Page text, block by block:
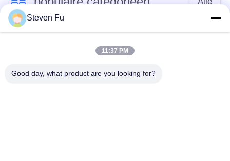
stalen structuur
De Workshop van de
staalstructuur
de bouw van de
De vervaardiging van
Steven Fu
11:37 PM
Good day, what product are you looking for?